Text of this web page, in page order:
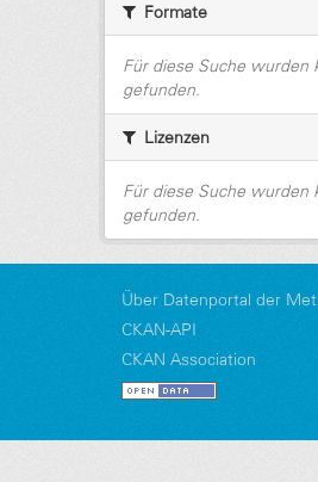
Formate
Für diese Suche wurden
gefunden.
Lizenzen
Für diese Suche wurden
gefunden.
Über Datenportal der
CKAN-API
CKAN Association